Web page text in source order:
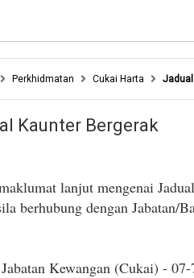
Perkhidmatan Cukai Harta
Kaunter Bergerak
lanjut mengenai
berhubung dengan Jabatan/
Kewangan (Cukai) - 07-